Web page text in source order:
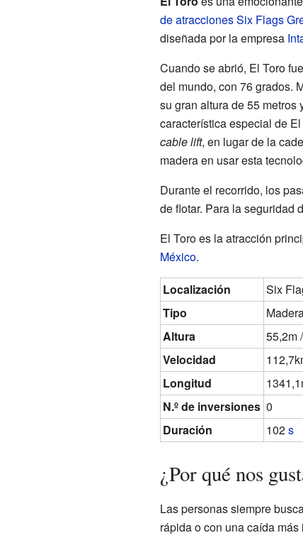
de atraccionesSix Flags
diseñada por la empresa
Cuando se abrió, El Toro
del mundo, con 76 grados.
su gran altura de 55
característica especial de
cable lift, en lugar de la
madera en usar esta
Durante el recorrido, los
de flotar. Para la seguridad
El Toro es la atracción
México.
Localización
Six
Tipo
Altura
55,2m
Velocidad
Longitud
N.º de inversiones 0
Duración
102s
¿Por qué nos
Las personas siempre
rápida o con una caída